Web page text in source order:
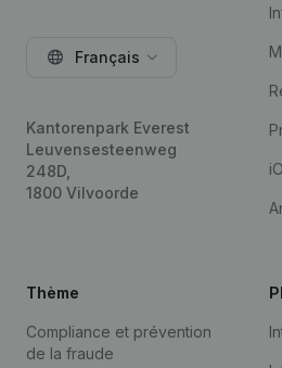
Français
Kantorenpark Everest
Leuvensesteenweg
248D,
1800 Vilvoorde
Thème
Compliance et prévention
de la fraude